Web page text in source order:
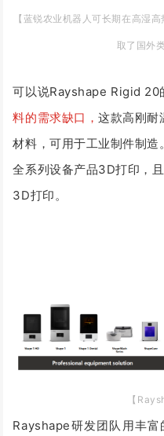
【蓝锐农业机器人可长期在高湿
取了国外
可以说Rayshape Rigid 20
料的需求缺口，这款高刚耐
材料，可用于工业制件制造。
全系列设备产品3D打印，
3D打印。
【
Rayshape研发团队用丰